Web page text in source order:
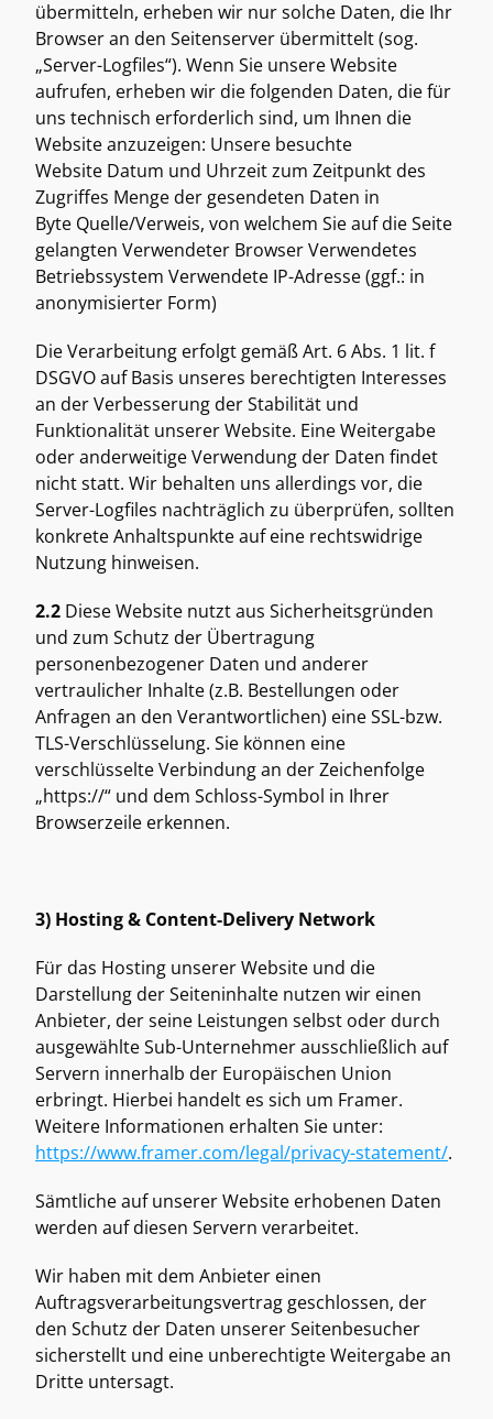
übermitteln, erheben wir nur solche Daten, die Ihr
Browser an den Seitenserver übermittelt (sog.
„Server-Logfiles“). Wenn Sie unsere Website
aufrufen, erheben wir die folgenden Daten, die für
uns technisch erforderlich sind, um Ihnen die
Website anzuzeigen: Unsere besuchte
Website Datum und Uhrzeit zum Zeitpunkt des
Zugriffes Menge der gesendeten Daten in
Byte Quelle/Verweis, von welchem Sie auf die Seite
gelangten Verwendeter Browser Verwendetes
Betriebssystem Verwendete IP-Adresse (ggf.: in
anonymisierter Form)
Die Verarbeitung erfolgt gemäß Art. 6 Abs. 1 lit. f
DSGVO auf Basis unseres berechtigten Interesses
an der Verbesserung der Stabilität und
Funktionalität unserer Website. Eine Weitergabe
oder anderweitige Verwendung der Daten findet
nicht statt. Wir behalten uns allerdings vor, die
Server-Logfiles nachträglich zu überprüfen, sollten
konkrete Anhaltspunkte auf eine rechtswidrige
Nutzung hinweisen.
2.2 Diese Website nutzt aus Sicherheitsgründen
und zum Schutz der Übertragung
personenbezogener Daten und anderer
vertraulicher Inhalte (z.B. Bestellungen oder
Anfragen an den Verantwortlichen) eine SSL-bzw.
TLS-Verschlüsselung. Sie können eine
verschlüsselte Verbindung an der Zeichenfolge
„https://“ und dem Schloss-Symbol in Ihrer
Browserzeile erkennen.
3) Hosting & Content-Delivery Network
Für das Hosting unserer Website und die
Darstellung der Seiteninhalte nutzen wir einen
Anbieter, der seine Leistungen selbst oder durch
ausgewählte Sub-Unternehmer ausschließlich auf
Servern innerhalb der Europäischen Union
erbringt. Hierbei handelt es sich um Framer.
https://www.framer.com/legal/privacy-statement/.
Sämtliche auf unserer Website erhobenen Daten
werden auf diesen Servern verarbeitet.
Wir haben mit dem Anbieter einen
Auftragsverarbeitungsvertrag geschlossen, der
den Schutz der Daten unserer Seitenbesucher
sicherstellt und eine unberechtigte Weitergabe an
Dritte untersagt.